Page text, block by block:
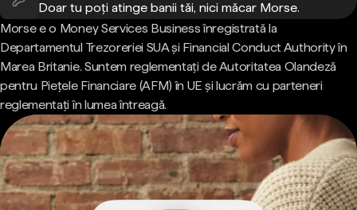
Doar tu poți atinge banii tăi, nici măcar Morse.
Morse e o Money Services Business înregistrată la
Departamentul Trezoreriei SUA și Financial Conduct Authority în
Marea Britanie. Suntem reglementați de Autoritatea Olandeză
pentru Piețele Financiare (AFM) în UE și lucrăm cu parteneri
reglementați în lumea întreagă.